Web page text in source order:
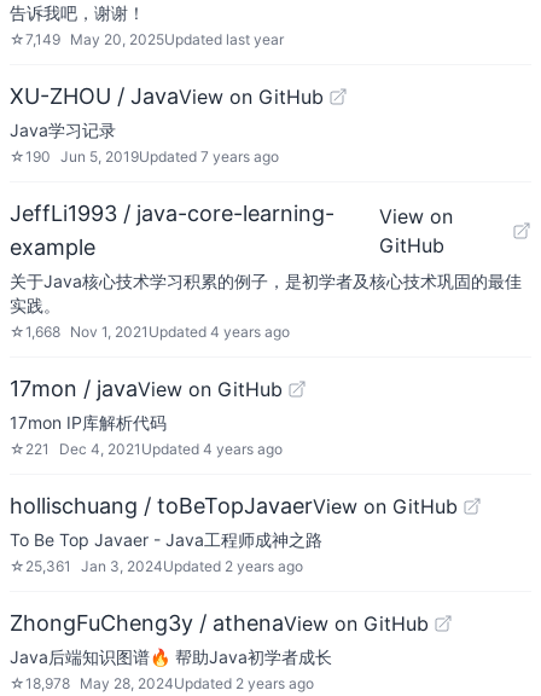
告诉我吧，谢谢！
☆7,149 May 20, 2025Updated last year
XU-ZHOU / JavaView on GitHub
Java学习记录
☆190 Jun 5, 2019Updated 7 years ago
JeffLi1993 / java-core-learning-
example
View on
GitHub
关于Java核心技术学习积累的例子，是初学者及核心技术巩固的最佳
实践。
☆1,668 Nov 1, 2021 Updated 4 years ago
17mon / javaView on GitHub
17mon IP库解析代码
☆ 221 Dec 4, 2021 Updated 4 years ago
hollischuang / toBeTopJavaerView on GitHub
To Be Top Javaer - Java工程师成神之路
☆ 25,361 Jan 3, 2024Updated 2 years ago
ZhongFuCheng3y / athenaView on GitHub
Java后端知识图谱🔥 帮助Java初学者成长
☆18,978 May 28, 2024Updated 2 years ago